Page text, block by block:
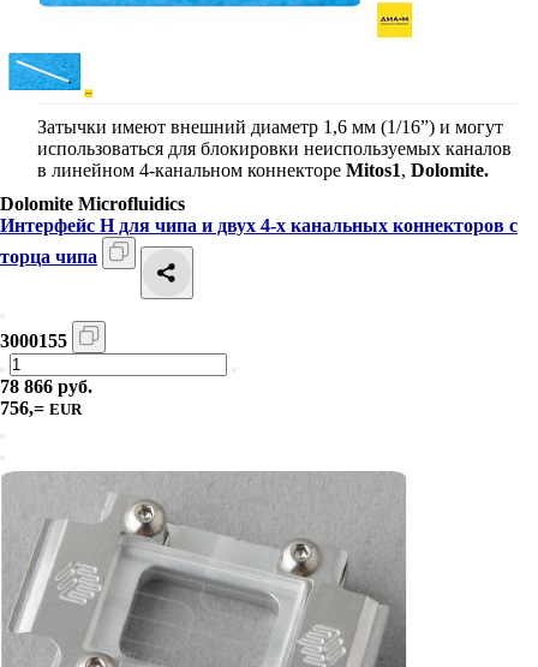
Затычки имеют внешний диаметр 1,6 мм (1/16”) и могут
использоваться для блокировки неиспользуемых каналов
в линейном 4-канальном коннекторе Mitos1, Dolomite.
Dolomite Microfluidics
Интерфейс H для чипа и двух 4-х канальных коннекторов с
торца чипа
3000155
78 866 руб.
756,= EUR